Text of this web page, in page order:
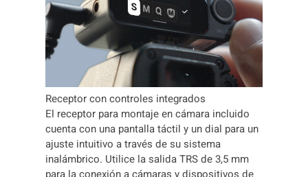
Receptor con controles integrados
El receptor para montaje en cámara incluido
cuenta con una pantalla táctil y un dial para un
ajuste intuitivo a través de su sistema
inalámbrico. Utilice la salida TRS de 3,5 mm